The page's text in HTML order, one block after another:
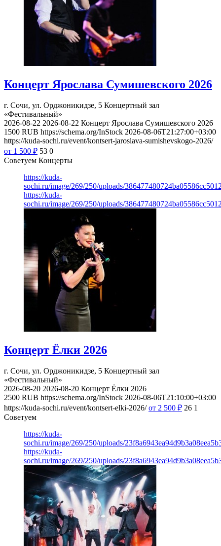
Концерт Ярослава Сумишевского 2026
г. Сочи, ул. Орджоникидзе, 5 Концертный зал
«Фестивальный»
2026-08-22 2026-08-22 Концерт Ярослава Сумишевского 2026
1500 RUB https://schema.org/InStock 2026-08-06T21:27:00+03:00
https://kuda-sochi.ru/event/kontsert-jaroslava-sumishevskogo-2026/
от 1 500 ₽ 53 0
Советуем Концерты
https://kuda-
sochi.ru/image/269/250/uploads/
https://kuda-
sochi.ru/image/269/250/uploads/
Концерт Ёлки 2026
г. Сочи, ул. Орджоникидзе, 5 Концертный зал
«Фестивальный»
2026-08-20 2026-08-20 Концерт Ёлки 2026
2500 RUB https://schema.org/InStock 2026-08-06T21:10:00+03:00
https://kuda-sochi.ru/event/kontsert-elki-2026/ от 2 500 ₽ 26 1
Советуем
https://kuda-
sochi.ru/image/269/250/uploads/
https://kuda-
sochi.ru/image/269/250/uploads/